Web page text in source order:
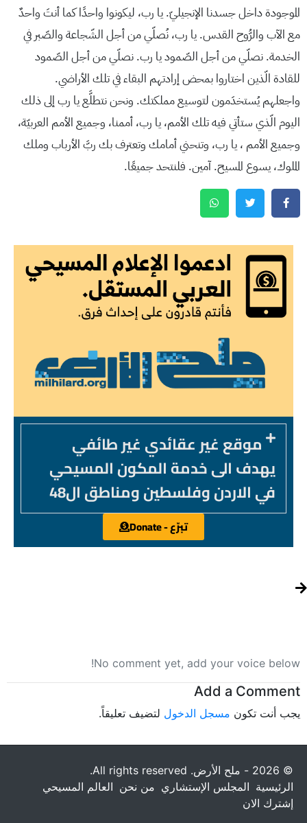
الموجودة داخل جسدنا الإنجيليّ. يا رب، ليكونوا واحدًا كما أنتَ واحدٌ
مع الآب والرُّوح القدس. يا رب، نُصلّي من أجل الشّجاعة والصّبر في
الخدمة. نصلّي من أجل الصّمود يا رب. نصلّي من أجل الصّمود
للقادة الّذين اختاروا بمحض إرادتهم البقاء في تلك الأراضي.
واجعلهم يُستخدَمون لتوسيع مملكتك. ونحن نتطلَّع يا رب إلى ذلك
اليوم الّذي ستأتي فيه تلك الأمم، يا رب، أممنا، وجميع الأمم العربيّة،
وجميع الأمم ، يا رب، وتنحني أمامك وتعترف بك ربَّ الأرباب وملك
الملوك، يسوع المسيح. آمين. فلنتحد جميعًا.
موقع غير عقائدي غير طائفي
يهدف الى خدمة المكون المسيحي
في الاردن وفلسطين ومناطق ال48
تبرّع - Donate
No comment yet, add your voice below!
Add a Comment
يجب أنت تكون مسجل الدخول لتضيف تعليقاً.
© 2026 - ملح الأرض. All rights reserved.
الرئيسية المجلس الإستشاري من نحن العالم المسيحي
إشترك الان